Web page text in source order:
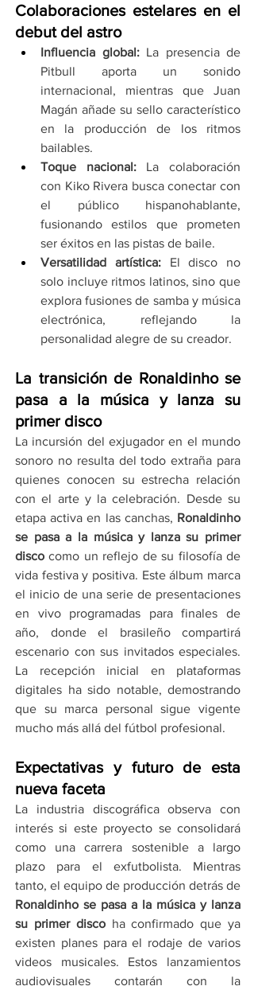
Colaboraciones estelares en el
debut del astro
Influencia global: La presencia de
Pitbull aporta un sonido
internacional, mientras que Juan
Magán añade su sello característico
en la producción de los ritmos
bailables.
Toque nacional: La colaboración
con Kiko Rivera busca conectar con
el público hispanohablante,
fusionando estilos que prometen
ser éxitos en las pistas de baile.
Versatilidad artística: El disco no
solo incluye ritmos latinos, sino que
explora fusiones de samba y música
electrónica, reflejando la
personalidad alegre de su creador.
La transición de Ronaldinho se
pasa a la música y lanza su
primer disco
La incursión del exjugador en el mundo
sonoro no resulta del todo extraña para
quienes conocen su estrecha relación
con el arte y la celebración. Desde su
etapa activa en las canchas, Ronaldinho
se pasa a la música y lanza su primer
disco como un reflejo de su filosofía de
vida festiva y positiva. Este álbum marca
el inicio de una serie de presentaciones
en vivo programadas para finales de
año, donde el brasileño compartirá
escenario con sus invitados especiales.
La recepción inicial en plataformas
digitales ha sido notable, demostrando
que su marca personal sigue vigente
mucho más allá del fútbol profesional.
Expectativas y futuro de esta
nueva faceta
La industria discográfica observa con
interés si este proyecto se consolidará
como una carrera sostenible a largo
plazo para el exfutbolista. Mientras
Ronaldinho se pasa a la música y lanza
su primer disco ha confirmado que ya
existen planes para el rodaje de varios
videos musicales. Estos lanzamientos
audiovisuales contarán con la